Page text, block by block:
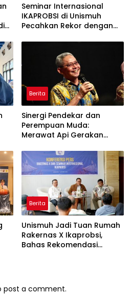
Seminar Internasional
IKAPROBSI di Unismuh
Pecahkan Rekor dengan
Berita
Sinergi Pendekar dan
Perempuan Muda:
Merawat Api Gerakan
Berita
Unismuh Jadi Tuan Rumah
Rakernas X Ikaprobsi,
Bahas Rekomendasi
post a comment.